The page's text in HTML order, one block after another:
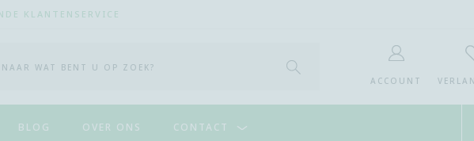
KLANTENSERVICE
ACCOUNT
START MET ZOEKEN
BLOG OVER ONS CONTACT